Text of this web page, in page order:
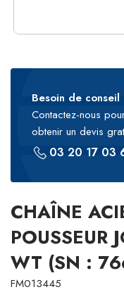
Besoin de conseil
Contactez-nous
obtenir un devis
03 20 17 03
CHAÎNE
POUSSEUR
WT (SN :
FM013445